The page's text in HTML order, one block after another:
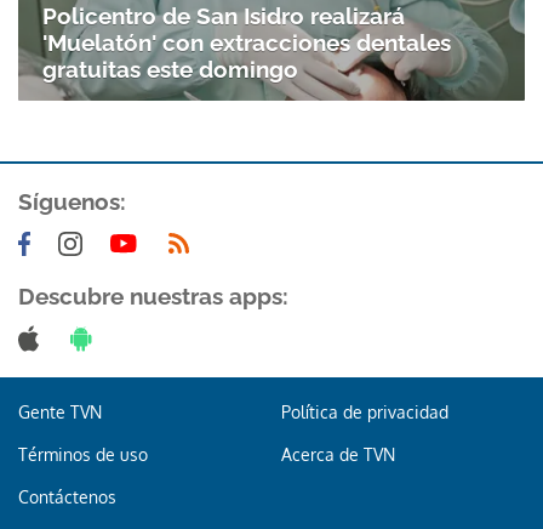
Policentro de San Isidro realizará
'Muelatón' con extracciones dentales
gratuitas este domingo
Síguenos:
Descubre nuestras apps:
Gente TVN Política de privacidad
Términos de uso Acerca de TVN
Contáctenos